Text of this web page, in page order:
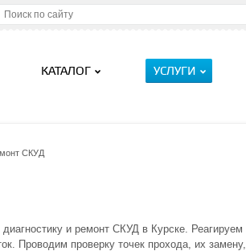
КАТАЛОГ УСЛУГИ
СКУД
и ремонт СКУД в Курске.
Проводим проверку точек прохода, их